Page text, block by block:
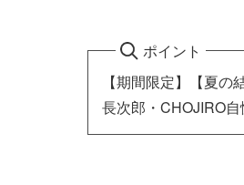
ポイント
【期間限定】【夏の
長次郎・CHOJIRO自